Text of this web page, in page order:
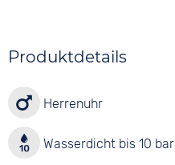
Produktdetails
Herrenuhr
Wasserdicht bis 10 bar